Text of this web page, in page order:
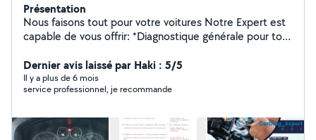
Présentation
Nous faisons tout pour votre voitures Notre Expert est
capable de vous offrir: *Diagnostique générale pour tous
véritable savoir-faire multimarques. *Un service adapté.
Dernier avis laissé par Haki : 5/5
Il y a plus de 6 mois
service professionnel, je recommande